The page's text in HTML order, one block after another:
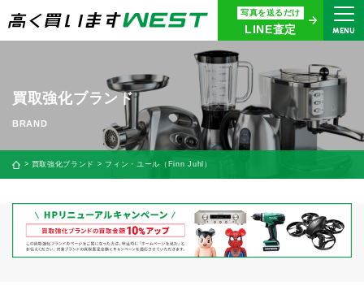
写真を送るだけ
LINE査定 MENU
まずはお気軽にお問い合わせ・
査定をご依頼ください
買取専用ダイヤル
0120-914-094
9:00〜18:30(年中無休)
24時間365日受付
買取に関する質問や相談もすぐにできて便利
簡単操作！LINE査定
買取強化ブランド
買取強化ブランド フィン・ユール（Finn Juhl）